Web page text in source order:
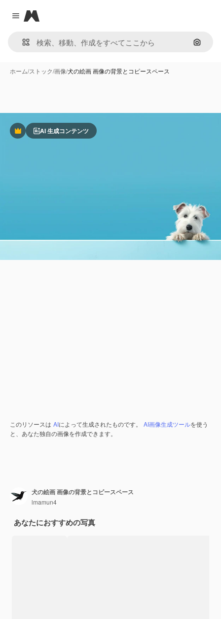
Close menu
Magnific
画像で
ホーム/ストック/画像/犬の絵画 画像の背景とコピースペース
PremiumAI 生成コンテンツ
このリソースは AIによって生成されたものです。 AI画像生成ツールを使う
と、あなた独自の画像を作成できます。
犬の絵画 画像の背景とコピースペース
lmamun4
あなたにおすすめの写真